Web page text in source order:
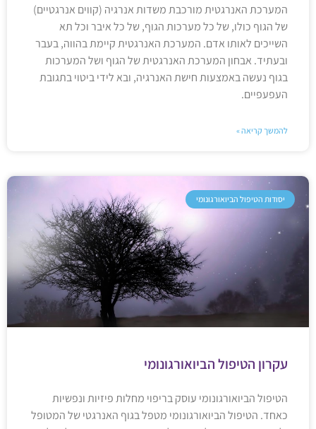
המערכת האנרגטית מורכבת משדות אנרגיה (קווים אנרגטיים)
של הגוף כולו, של כל מערכות הגוף, של כל איבר וכל תא
השייכים לאותו אדם. המערכת האנרגטית קיימת בהווה, בעבר
ובעתיד. אבחון המערכת האנרגטית של הגוף ושל המערכות
בגוף נעשה באמצעות חישת האנרגיה, ובא לידי ביטוי בתגובת
העפעפיים.
להמשך קריאה »
יסודות הטיפול הביואורגונומי
עקרון הטיפול הביואורגונומי
הטיפול הביואורגונומי עוסק בריפוי מחלות פיזיות ונפשיות
כאחד. הטיפול הביואורגונומי מטפל בגוף האנרגטי של המטופל